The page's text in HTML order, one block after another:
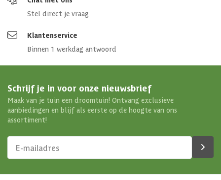
Stel direct je vraag
Klantenservice
Binnen 1 werkdag antwoord
Schrijf je in voor onze nieuwsbrief
Maak van je tuin een droomtuin! Ontvang exclusieve
aanbiedingen en blijf als eerste op de hoogte van ons
assortiment!